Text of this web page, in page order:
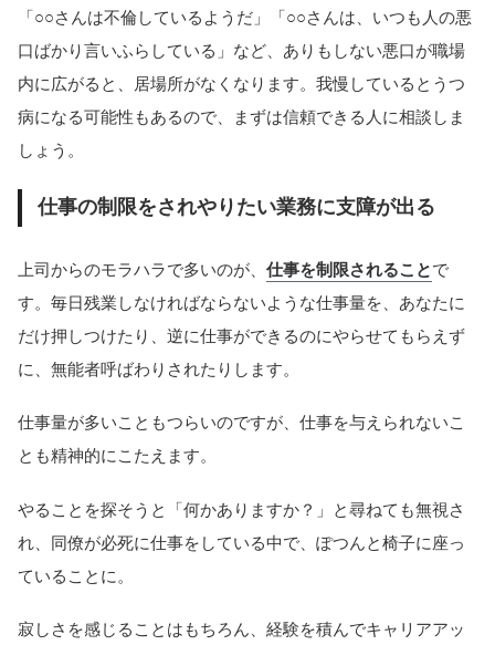
「○○さんは不倫しているようだ」「○○さんは、いつも人の悪
口ばかり言いふらしている」など、ありもしない悪口が職場
内に広がると、居場所がなくなります。我慢しているとうつ
病になる可能性もあるので、まずは信頼できる人に相談しま
しょう。
仕事の制限をされやりたい業務に支障が出る
上司からのモラハラで多いのが、 仕事を制限されることで
す。毎日残業しなければならないような仕事量を、あなたに
だけ押しつけたり、逆に仕事ができるのにやらせてもらえず
に、無能者呼ばわりされたりします。
仕事量が多いこともつらいのですが、仕事を与えられないこ
とも精神的にこたえます。
やることを探そうと「何かありますか？」と尋ねても無視さ
れ、同僚が必死に仕事をしている中で、ぽつんと椅子に座っ
ていることに。
寂しさを感じることはもちろん、経験を積んでキャリアアッ